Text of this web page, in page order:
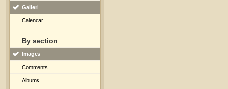
Galleri
Calendar
By section
Images
Comments
Albums